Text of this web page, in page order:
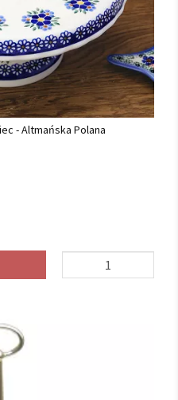
- Altmańska Polana